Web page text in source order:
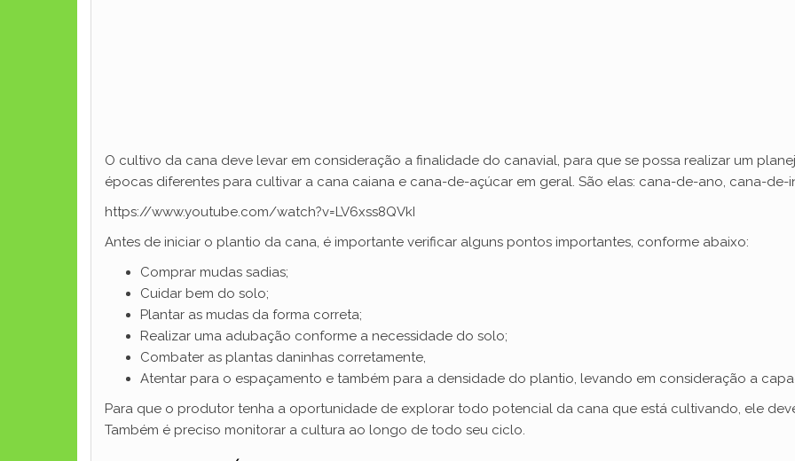
O cultivo da cana deve levar em consideração a finalidade do canavial, para que se possa realizar um
épocas diferentes para cultivar a cana caiana e cana-de-açúcar em geral. São elas: cana-de-ano, cana-
https://www.youtube.com/watch?v=LV6xss8QVkI
Antes de iniciar o plantio da cana, é importante verificar alguns pontos importantes, conforme abaixo:
Comprar mudas sadias;
Cuidar bem do solo;
Plantar as mudas da forma correta;
Realizar uma adubação conforme a necessidade do solo;
Combater as plantas daninhas corretamente,
Atentar para o espaçamento e também para a densidade do plantio, levando em consideração a
Para que o produtor tenha a oportunidade de explorar todo potencial da cana que está cultivando, ele
Também é preciso monitorar a cultura ao longo de todo seu ciclo.